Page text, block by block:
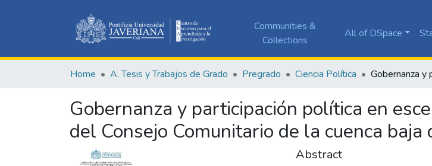
Communities &
Collections
All of DSpace
Home A. Tesis y Trabajos de Grado Pregrado Ciencia Política
Gobernanza y participación política en
del Consejo Comunitario de la cuenca
Abstract